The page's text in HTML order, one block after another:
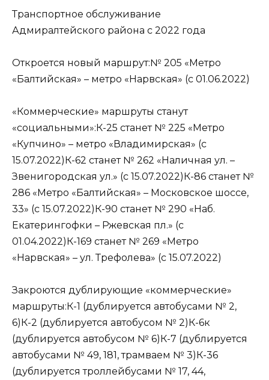
Транспортное обслуживание
Адмиралтейского района с 2022 года
Откроется новый маршрут:№ 205 «Метро
«Балтийская» – метро «Нарвская» (с 01.06.2022)
«Коммерческие» маршруты станут
«социальными»:К-25 станет № 225 «Метро
«Купчино» – метро «Владимирская» (с
15.07.2022)К-62 станет № 262 «Наличная ул. –
Звенигородская ул.» (с 15.07.2022)К-86 станет №
286 «Метро «Балтийская» – Московское шоссе,
33» (с 15.07.2022)К-90 станет № 290 «Наб.
Екатерингофки – Ржевская пл.» (с
01.04.2022)К-169 станет № 269 «Метро
«Нарвская» – ул. Трефолева» (с 15.07.2022)
Закроются дублирующие «коммерческие»
маршруты:К-1 (дублируется автобусами № 2,
6)К-2 (дублируется автобусом № 2)К-6к
(дублируется автобусом № 6)К-7 (дублируется
автобусами № 49, 181, трамваем № 3)К-36
(дублируется троллейбусами № 17, 44,